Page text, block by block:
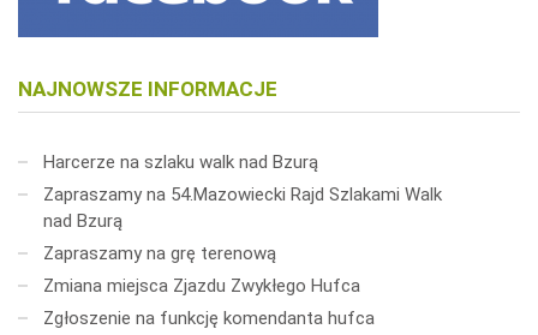
NAJNOWSZE INFORMACJE
Harcerze na szlaku walk nad Bzurą
Zapraszamy na 54.Mazowiecki Rajd Szlakami Walk
nad Bzurą
Zapraszamy na grę terenową
Zmiana miejsca Zjazdu Zwykłego Hufca
Zgłoszenie na funkcję komendanta hufca